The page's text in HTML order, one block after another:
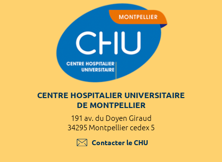
CENTRE HOSPITALIER UNIVERSITAIRE
DE MONTPELLIER
191 av. du Doyen Giraud
34295 Montpellier cedex 5
Contacter le CHU